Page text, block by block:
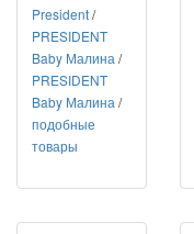
President/
PRESIDENT
Baby Малина /
PRESIDENT
Baby Малина /
подобные
товары